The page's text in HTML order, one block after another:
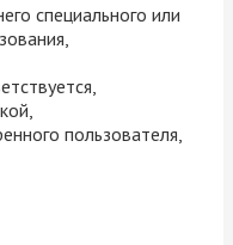
специального или
пользователя,